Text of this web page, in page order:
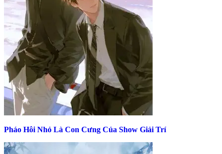
Pháo Hôi Nhỏ Là Con Cưng Của Show Giải Trí